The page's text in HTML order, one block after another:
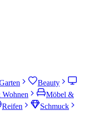
Beauty
Möbel &
Reifen
Schmuck